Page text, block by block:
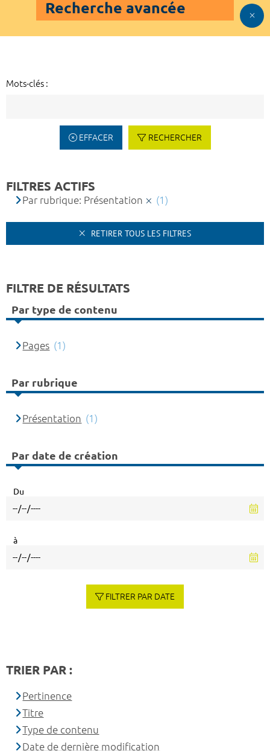
Recherche avancée
Mots-clés :
EFFACER RECHERCHER
FILTRES ACTIFS
Par rubrique: Présentation (1)
RETIRER TOUS LES FILTRES
FILTRE DE RÉSULTATS
Par type de contenu
Pages (1)
Par rubrique
Présentation (1)
Par date de création
Du
à
FILTRER PAR DATE
TRIER PAR :
Pertinence
Titre
Type de contenu
Date de dernière modification